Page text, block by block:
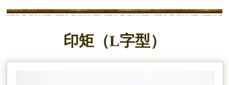
印矩（L字型）